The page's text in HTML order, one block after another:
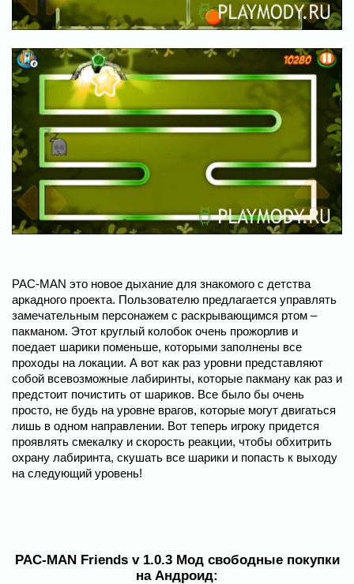
PAC-MAN это новое дыхание для знакомого с детства
аркадного проекта. Пользователю предлагается управлять
замечательным персонажем с раскрывающимся ртом –
пакманом. Этот круглый колобок очень прожорлив и
поедает шарики поменьше, которыми заполнены все
проходы на локации. А вот как раз уровни представляют
собой всевозможные лабиринты, которые пакману как раз и
предстоит почистить от шариков. Все было бы очень
просто, не будь на уровне врагов, которые могут двигаться
лишь в одном направлении. Вот теперь игроку придется
проявлять смекалку и скорость реакции, чтобы обхитрить
охрану лабиринта, скушать все шарики и попасть к выходу
на следующий уровень!
PAC-MAN Friends v 1.0.3 Мод свободные покупки
на Андроид: